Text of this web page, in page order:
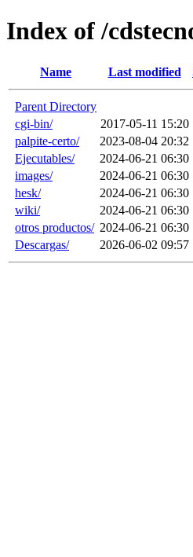
Index of /
Name Last modified
Parent Directory
cgi-bin/
2017-05-11 15:20
palpite-certo/
2023-08-04 20:32
Ejecutables/
2024-06-21 06:30
images/
2024-06-21 06:30
hesk/
2024-06-21 06:30
wiki/
2024-06-21 06:30
otros productos/ 2024-06-21 06:30
Descargas/
2026-06-02 09:57